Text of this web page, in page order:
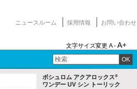
ニュースルーム 採用情報 お問い合わせ
文字サイズ変更 A - A+
OK
ボシュロム アクアロックス®
ワンデー UV シン トーリック